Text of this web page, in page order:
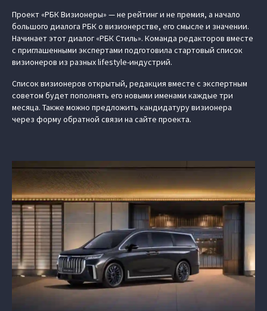
Проект «РБК Визионеры» — не рейтинг и не премия, а начало
большого диалога РБК о визионерстве, его смысле и значении.
Начинает этот диалог «РБК Стиль». Команда редакторов вместе
с приглашенными экспертами подготовила стартовый список
визионеров из разных lifestyle-индустрий.
Список визионеров открытый, редакция вместе с экспертным
советом будет пополнять его новыми именами каждые три
месяца. Также можно предложить кандидатуру визионера
через форму обратной связи на сайте проекта.